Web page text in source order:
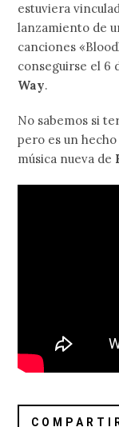
estuviera
lanzamiento de
canciones
conseguirse el 6
Way.
No sabemos si
pero es un
música nueva de